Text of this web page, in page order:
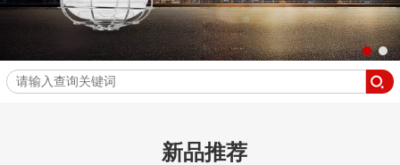
新品推荐